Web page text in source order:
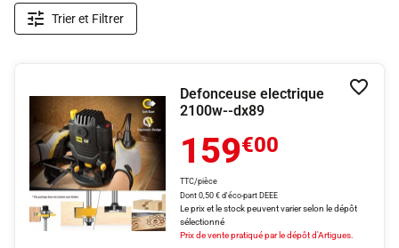
Trier et Filtrer
Defonceuse electrique
2100w--dx89
159€00
TTC/pièce
Dont 0,50 € d'éco-part DEEE
Le prix et le stock peuvent varier selon le dépôt
sélectionné
Prix de vente pratiqué par le dépôt d'Artigues.